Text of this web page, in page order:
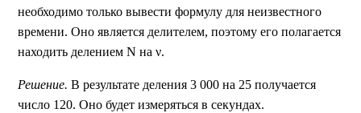
необходимо только вывести формулу для неизвестного
времени. Оно является делителем, поэтому его полагается
находить делением N на ν.
Решение. В результате деления 3 000 на 25 получается
число 120. Оно будет измеряться в секундах.